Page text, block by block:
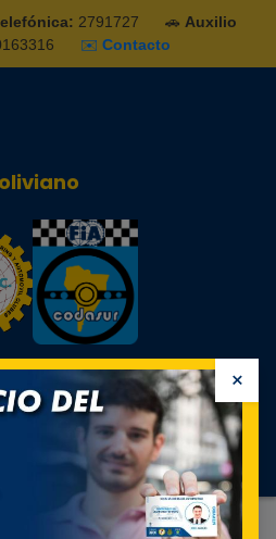
2791727 🚗 Auxilio
✉️ Contacto
Identificarse
×